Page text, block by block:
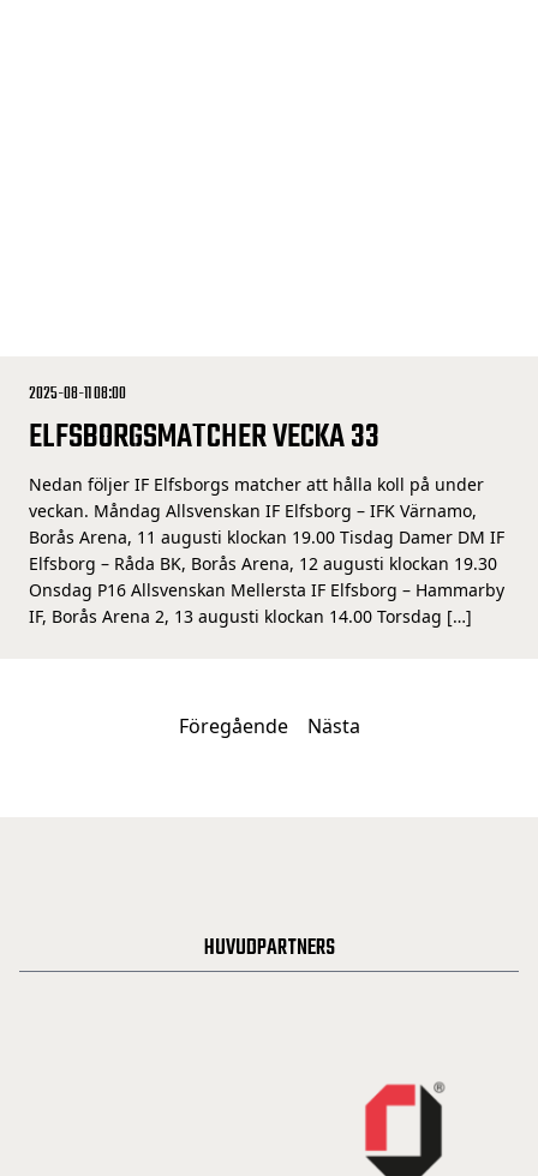
2025-08-11 08:00
ELFSBORGSMATCHER VECKA 33
Nedan följer IF Elfsborgs matcher att hålla koll på under
veckan. Måndag Allsvenskan IF Elfsborg – IFK Värnamo,
Borås Arena, 11 augusti klockan 19.00 Tisdag Damer DM IF
Elfsborg – Råda BK, Borås Arena, 12 augusti klockan 19.30
Onsdag P16 Allsvenskan Mellersta IF Elfsborg – Hammarby
IF, Borås Arena 2, 13 augusti klockan 14.00 Torsdag […]
Föregående Nästa
HUVUDPARTNERS